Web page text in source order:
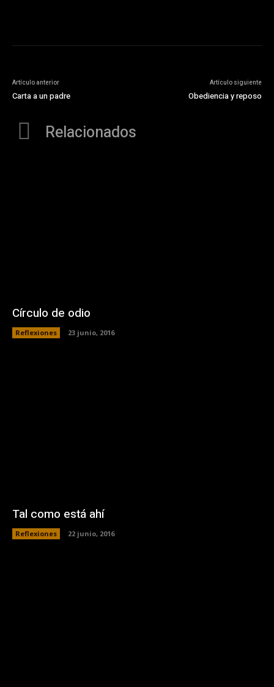
Artículo anterior
Carta a un padre
Artículo siguiente
Obediencia y reposo
Relacionados
Círculo de odio
Reflexiones 23 junio, 2016
Tal como está ahí
Reflexiones 22 junio, 2016